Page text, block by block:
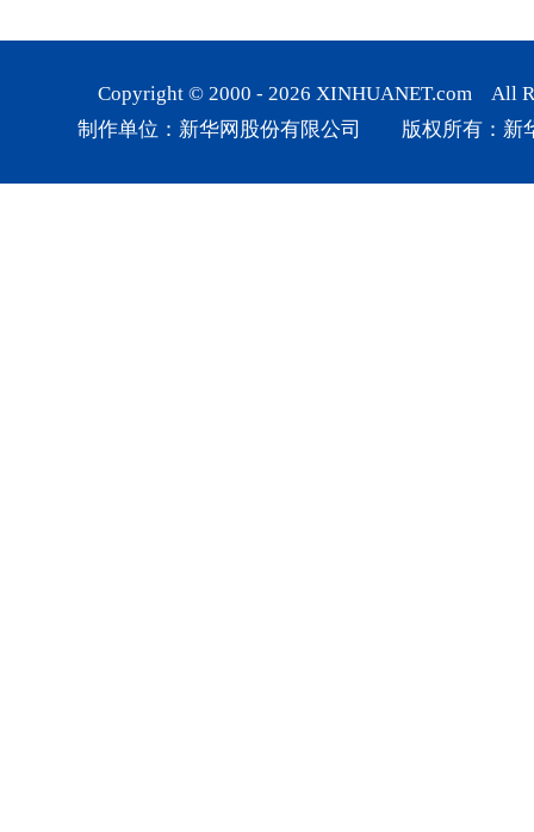
Copyright © 2000 - 2026 XINHUANET.com All
制作单位：新华网股份有限公司 版权所有：新